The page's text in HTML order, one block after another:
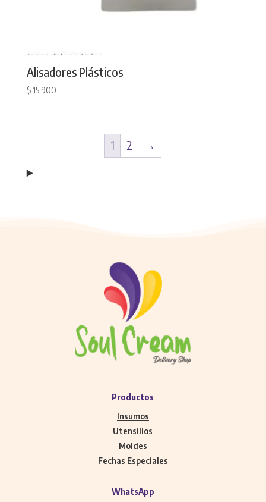
Alisadores Plásticos
$15.900
1 2 →
Productos
Insumos
Utensilios
Moldes
Fechas Especiales
WhatsApp